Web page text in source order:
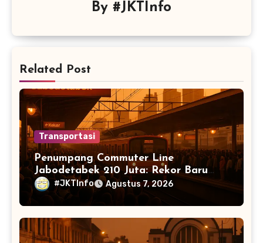
By #JKTInfo
Related Post
Transportasi
Penumpang Commuter Line
Jabodetabek 210 Juta: Rekor Baru
Warga Jabodetabek
#JKTInfo Agustus 7, 2026